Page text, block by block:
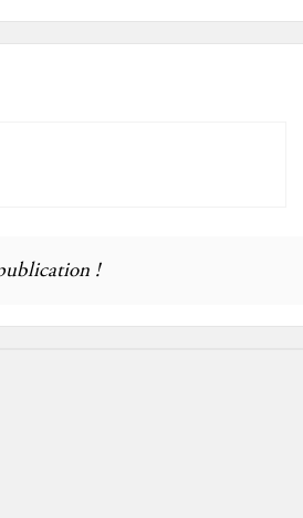
!